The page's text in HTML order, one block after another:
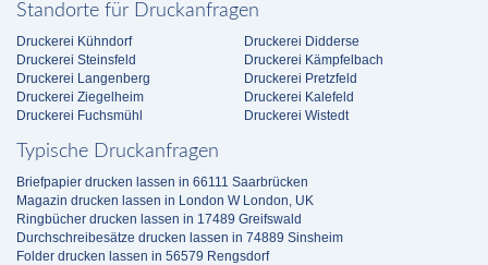
Standorte für Druckanfragen
Druckerei Kühndorf
Druckerei Steinsfeld
Druckerei Langenberg
Druckerei Ziegelheim
Druckerei Fuchsmühl
Druckerei Didderse
Druckerei Kämpfelbach
Druckerei Pretzfeld
Druckerei Kalefeld
Druckerei Wistedt
Typische Druckanfragen
Briefpapier drucken lassen in 66111 Saarbrücken
Magazin drucken lassen in London W London, UK
Ringbücher drucken lassen in 17489 Greifswald
Durchschreibesätze drucken lassen in 74889 Sinsheim
Folder drucken lassen in 56579 Rengsdorf